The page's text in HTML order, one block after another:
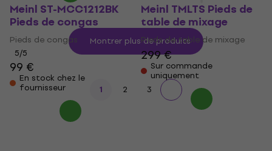
Meinl ST-MCC1212BK
Pieds de congas
Pieds de congas
5/5
99 €
En stock chez le
fournisseur
Meinl TMLTS Pieds de
table de mixage
Pieds de table de mixage
299 €
Sur commande
uniquement
Montrer plus de produits
1 2 3